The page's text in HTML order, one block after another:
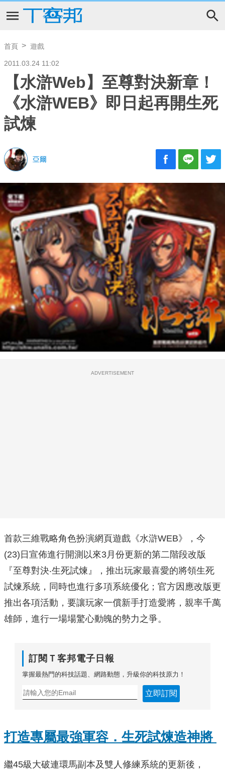
首頁 遊戲
2011.03.24 11:02
【水滸Web】至尊對決新章！
《水滸WEB》即日起再開生死
試煉
亞爾
ADVERTISEMENT
首款三維戰略角色扮演網頁遊戲《水滸WEB》，今
(23)日宣佈進行開測以來3月份更新的第二階段改版
『至尊對決‧生死試煉』，推出玩家最喜愛的將領生死
試煉系統，同時也進行多項系統優化；官方因應改版更
推出各項活動，要讓玩家一償新手打造愛將，親率千萬
雄師，進行一場場驚心動魄的勢力之爭。
訂閱Ｔ客邦電子日報
掌握最熱門的科技話題、網路動態，升級你的科技原力！
立即訂閱
打造專屬最強軍容．生死試煉造神將
繼45級大破連環馬副本及雙人修練系統的更新後，